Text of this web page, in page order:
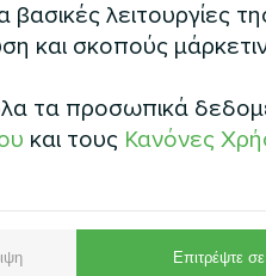
λειτουργίες
και σκοπούς
τα προσωπικά
και τους Κανόνες
Επιτρέψτε